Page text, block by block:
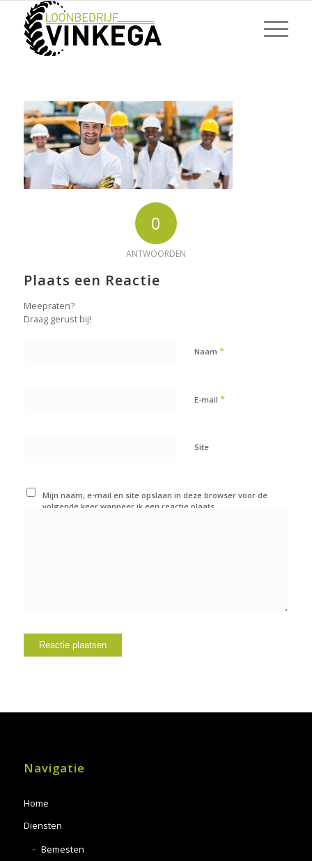
0
ANTWOORDEN
Plaats een Reactie
Meepraten?
Draag gerust bij!
Naam *
E-mail *
Site
Mijn naam, e-mail en site opslaan in deze browser voor de
volgende keer wanneer ik een reactie plaats.
Navigatie
Home
Diensten
Bemesten